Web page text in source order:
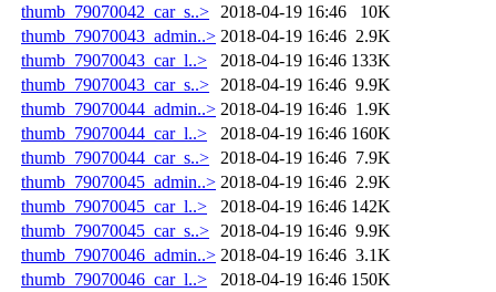
thumb_79070042_car_s..>
2018-04-19 16:46
10K
thumb_79070043_admin..> 2018-04-19 16:46 2.9K
thumb_79070043_car_l..>
2018-04-19 16:46 133K
thumb_79070043_car_s..>
2018-04-19 16:46 9.9K
thumb_79070044_admin..> 2018-04-19 16:46 1.9K
thumb_79070044_car_l..>
2018-04-19 16:46 160K
thumb_79070044_car_s..>
2018-04-19 16:46 7.9K
thumb_79070045_admin..> 2018-04-19 16:46 2.9K
thumb_79070045_car_l..>
2018-04-19 16:46 142K
thumb_79070045_car_s..>
2018-04-19 16:46 9.9K
thumb_79070046_admin..> 2018-04-19 16:46 3.1K
thumb_79070046_car_l..>
2018-04-19 16:46 150K